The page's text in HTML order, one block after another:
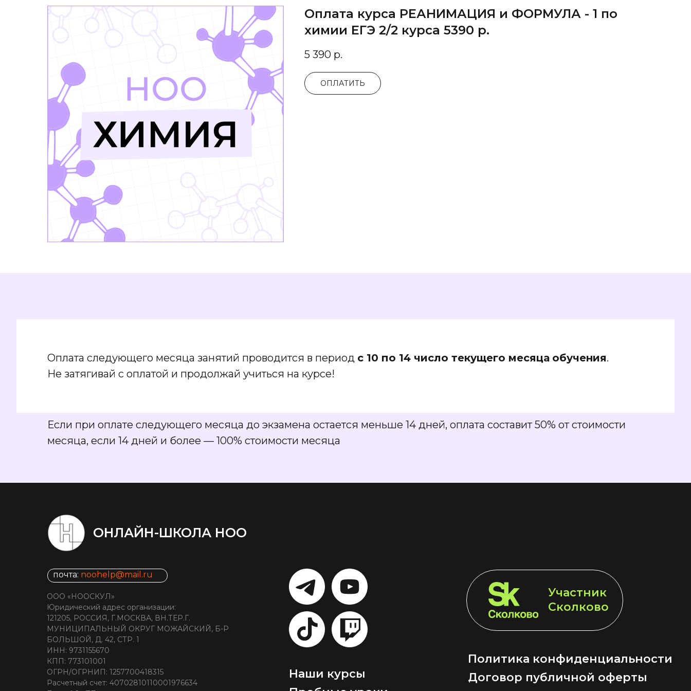
Оплата курса РЕАНИМАЦИЯ и ФОРМУЛА - 1 по
химии ЕГЭ 2/2 курса 5390 р.
5 390 р.
ОПЛАТИТЬ
Оплата следующего месяца занятий проводится в период с 10 по 14 число текущего месяца обучения.
Не затягивай с оплатой и продолжай учиться на курсе!
Если при оплате следующего месяца до экзамена остается меньше 14 дней, оплата составит 50% от стоимости
месяца, если 14 дней и более — 100% стоимости месяца
ОНЛАЙН-ШКОЛА НОО
ООО «НООСКУЛ»
Юридический адрес организации:
121205, РОССИЯ, Г.МОСКВА, ВН.ТЕР.Г.
МУНИЦИПАЛЬНЫЙ ОКРУГ МОЖАЙСКИЙ, Б-Р
БОЛЬШОЙ, Д. 42, СТР. 1
ИНН: 9731155670
КПП: 773101001
ОГРН/ОГРНИП: 1257700418315
Расчетный счет: 40702810110001976634
почта: noohelp@mail.ru
LET'S
GO!
LET'S
GO!
LET'S
GO!
LET'S
GO!
Договор публичной оферты
Политика конфиденциальности
Наши курсы
Участник
Сколково